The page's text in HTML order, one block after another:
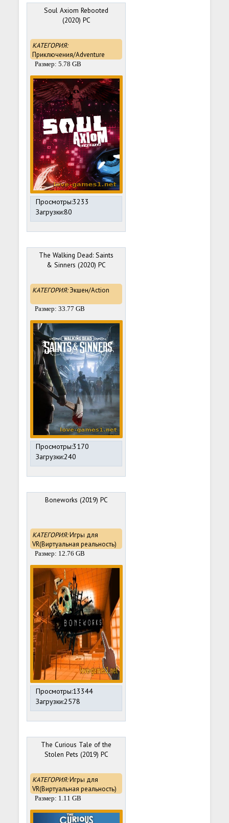
Soul Axiom Rebooted
(2020) PC
КАТЕГОРИЯ:
Приключения/Adventure
Размер: 5.78 GB
Просмотры:3233
Загрузки:80
The Walking Dead: Saints
& Sinners (2020) PC
КАТЕГОРИЯ:Экшен/Action
Размер: 33.77 GB
Просмотры:3170
Загрузки:240
Boneworks (2019) PC
КАТЕГОРИЯ:Игры для
VR(Виртуальная реальность)
Размер: 12.76 GB
Просмотры:13344
Загрузки:2578
The Curious Tale of the
Stolen Pets (2019) PC
КАТЕГОРИЯ:Игры для
VR(Виртуальная реальность)
Размер: 1.11 GB